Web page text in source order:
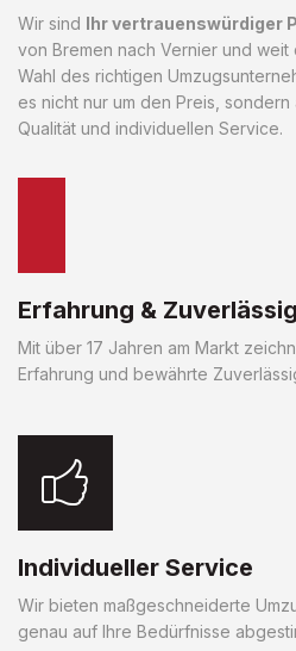
Wir sind Ihr vertrauenswürdiger
von Bremen nach Vernier und weit
Wahl des richtigen
es nicht nur um den Preis, sondern
Qualität und individuellen Service.
Erfahrung &
Mit über 17 Jahren am Markt
Erfahrung und bewährte
Individueller Service
Wir bieten maßgeschneiderte
genau auf Ihre Bedürfnisse